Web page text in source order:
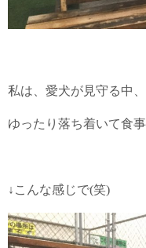
私は、愛犬が見守る中、
ゆったり落ち着いて食
↓こんな感じで(笑)